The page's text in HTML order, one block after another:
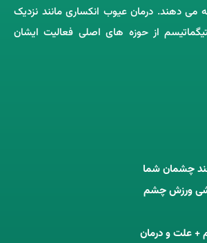
می ‌دهند. درمان عیوب انکساری مانند نزدیک
از حوزه‌ های اصلی فعالیت ایشان
چشمان شما
ورزش چشم
+ علت و درمان